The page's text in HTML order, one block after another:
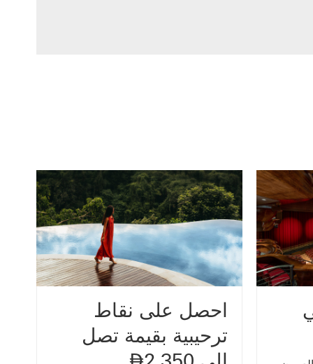
احصل على نقاط
ترحيبية بقيمة تصل